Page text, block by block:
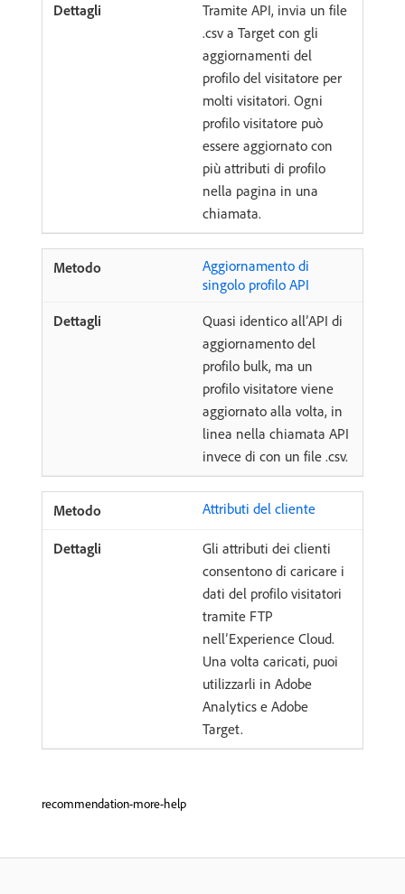
Tramite API, invia un file
.csv a Target con gli
aggiornamenti del
profilo del visitatore per
molti visitatori. Ogni
profilo visitatore può
essere aggiornato con
più attributi di profilo
nella pagina in una
chiamata.
Aggiornamento di
singolo profilo API
Quasi identico all’API di
aggiornamento del
profilo bulk, ma un
profilo visitatore viene
aggiornato alla volta, in
linea nella chiamata API
invece di con un file .csv.
Attributi del cliente
Gli attributi dei clienti
consentono di caricare i
dati del profilo visitatori
tramite FTP
nell’Experience Cloud.
Una volta caricati, puoi
utilizzarli in Adobe
Analytics e Adobe
Target.
recommendation-more-help